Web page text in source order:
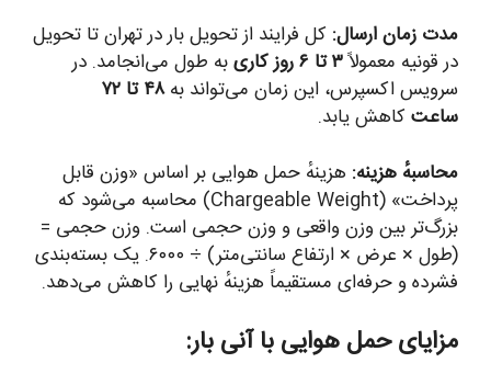
مدت زمان ارسال: کل فرایند از تحویل بار در تهران تا تحویل
در قونیه معمولاً۳ تا ۶ روز کاری
به طول می‌انجامد. در
سرویس اکسپرس، این زمان می‌تواند به
۴۸ تا ۷۲
ساعت کاهش یابد.
محاسبهٔ هزینه: هزینهٔ حمل هوایی بر اساس «وزن قابل
پرداخت» (Chargeable Weight) محاسبه می‌شود که
بزرگ‌تر بین وزن واقعی و وزن حجمی است. وزن حجمی =
(طول × عرض × ارتفاع سانتی‌متر) ÷ ۶۰۰۰. یک بسته‌بندی
فشرده و حرفه‌ای مستقیماً هزینهٔ نهایی را کاهش می‌دهد.
مزایای حمل هوایی با آنی بار: